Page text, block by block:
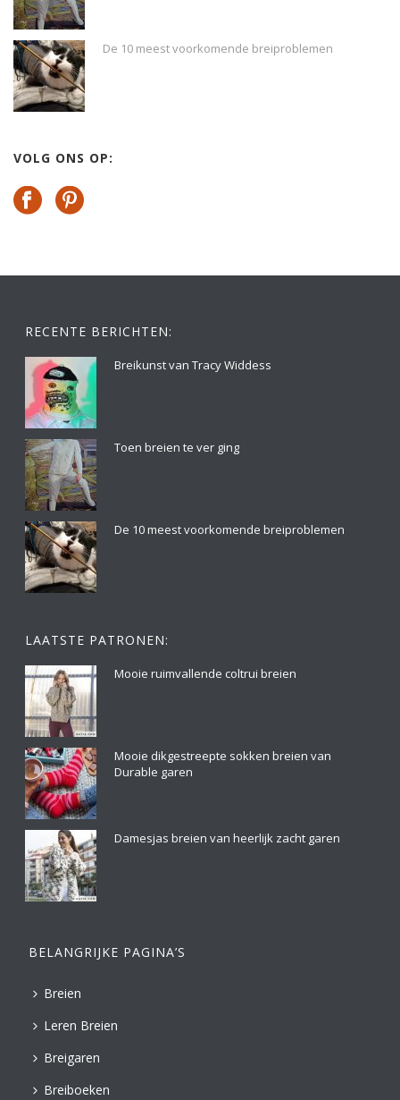
De 10 meest voorkomende breiproblemen
VOLG ONS OP:
RECENTE BERICHTEN:
Breikunst van Tracy Widdess
Toen breien te ver ging
De 10 meest voorkomende breiproblemen
LAATSTE PATRONEN:
Mooie ruimvallende coltrui breien
Mooie dikgestreepte sokken breien van
Durable garen
Damesjas breien van heerlijk zacht garen
BELANGRIJKE PAGINA’S
Breien
Leren Breien
Breigaren
Breiboeken